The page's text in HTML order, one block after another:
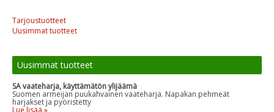
Tarjoustuotteet
Uusimmat tuotteet
Uusimmat tuotteet
SA vaateharja, käyttämätön ylijäämä
Suomen armeijan puukahvainen vaateharja. Napakan pehmeät
harjakset ja pyöristetty
Lue lisää »